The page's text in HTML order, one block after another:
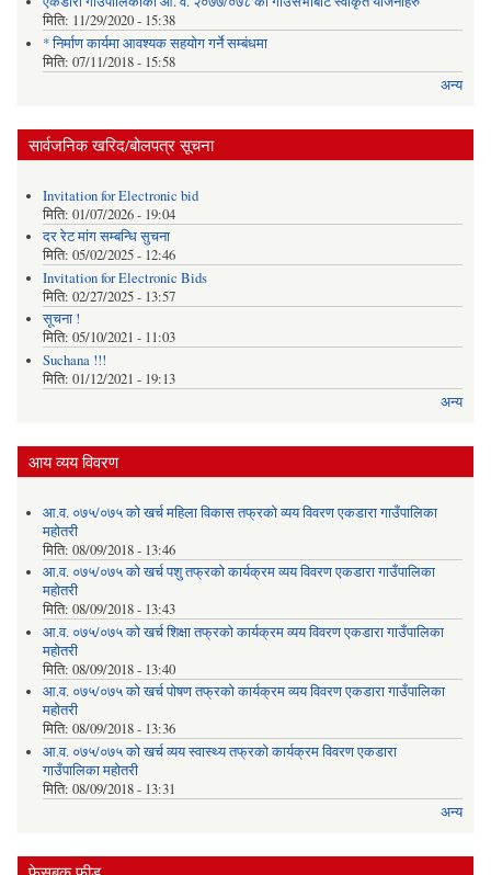
मिति: 11/29/2020 - 15:38
* निर्माण कार्यमा आवश्यक सहयोग गर्ने सम्बंधमा
मिति: 07/11/2018 - 15:58
अन्य
सार्वजनिक खरिद/बोलपत्र सूचना
Invitation for Electronic bid
मिति: 01/07/2026 - 19:04
दर रेट मांग सम्बन्धि सुचना
मिति: 05/02/2025 - 12:46
Invitation for Electronic Bids
मिति: 02/27/2025 - 13:57
सूचना !
मिति: 05/10/2021 - 11:03
Suchana !!!
मिति: 01/12/2021 - 19:13
अन्य
आय व्यय विवरण
आ.व. ०७५/०७५ को खर्च महिला विकास तफ्रको व्यय विवरण एकडारा गाउँपालिका
महोतरी
मिति: 08/09/2018 - 13:46
आ.व. ०७५/०७५ को खर्च पशु तफ्रको कार्यक्रम व्यय विवरण एकडारा गाउँपालिका
महोतरी
मिति: 08/09/2018 - 13:43
आ.व. ०७५/०७५ को खर्च शिक्षा तफ्रको कार्यक्रम व्यय विवरण एकडारा गाउँपालिका
महोतरी
मिति: 08/09/2018 - 13:40
आ.व. ०७५/०७५ को खर्च पोषण तफ्रको कार्यक्रम व्यय विवरण एकडारा गाउँपालिका
महोतरी
मिति: 08/09/2018 - 13:36
आ.व. ०७५/०७५ को खर्च व्यय स्वास्थ्य तफ्रको कार्यक्रम विवरण एकडारा
गाउँपालिका महोतरी
मिति: 08/09/2018 - 13:31
अन्य